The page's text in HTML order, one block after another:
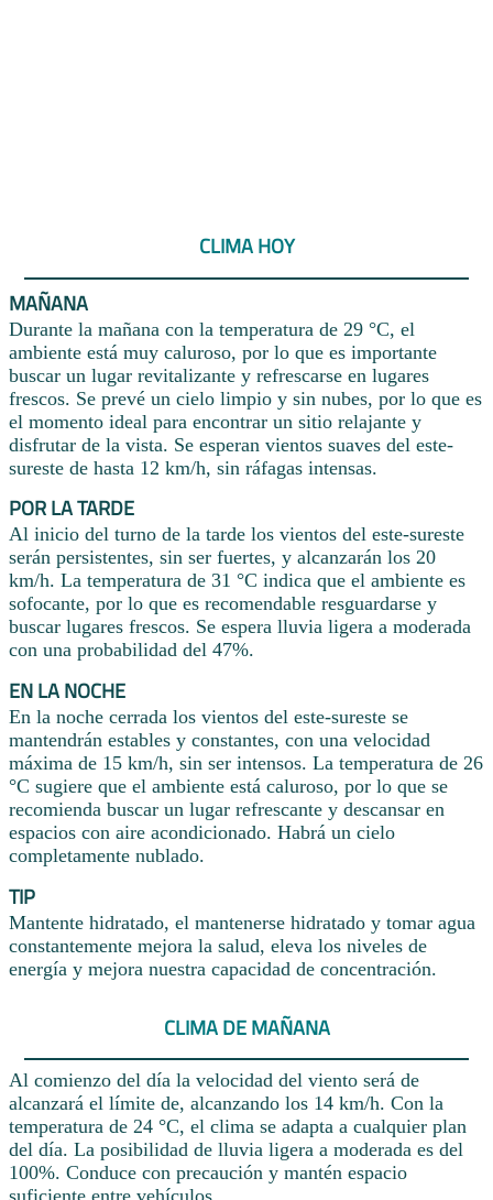
CLIMA HOY
MAÑANA
Durante la mañana con la temperatura de 29 °C, el
ambiente está muy caluroso, por lo que es importante
buscar un lugar revitalizante y refrescarse en lugares
frescos. Se prevé un cielo limpio y sin nubes, por lo que es
el momento ideal para encontrar un sitio relajante y
disfrutar de la vista. Se esperan vientos suaves del este-
sureste de hasta 12 km/h, sin ráfagas intensas.
POR LA TARDE
Al inicio del turno de la tarde los vientos del este-sureste
serán persistentes, sin ser fuertes, y alcanzarán los 20
km/h. La temperatura de 31 °C indica que el ambiente es
sofocante, por lo que es recomendable resguardarse y
buscar lugares frescos. Se espera lluvia ligera a moderada
con una probabilidad del 47%.
EN LA NOCHE
En la noche cerrada los vientos del este-sureste se
mantendrán estables y constantes, con una velocidad
máxima de 15 km/h, sin ser intensos. La temperatura de 26
°C sugiere que el ambiente está caluroso, por lo que se
recomienda buscar un lugar refrescante y descansar en
espacios con aire acondicionado. Habrá un cielo
completamente nublado.
TIP
Mantente hidratado, el mantenerse hidratado y tomar agua
constantemente mejora la salud, eleva los niveles de
energía y mejora nuestra capacidad de concentración.
CLIMA DE MAÑANA
Al comienzo del día la velocidad del viento será de
alcanzará el límite de, alcanzando los 14 km/h. Con la
temperatura de 24 °C, el clima se adapta a cualquier plan
del día. La posibilidad de lluvia ligera a moderada es del
100%. Conduce con precaución y mantén espacio